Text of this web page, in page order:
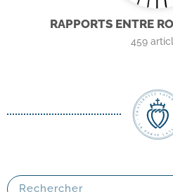
RAPPORTS ENTRE
459